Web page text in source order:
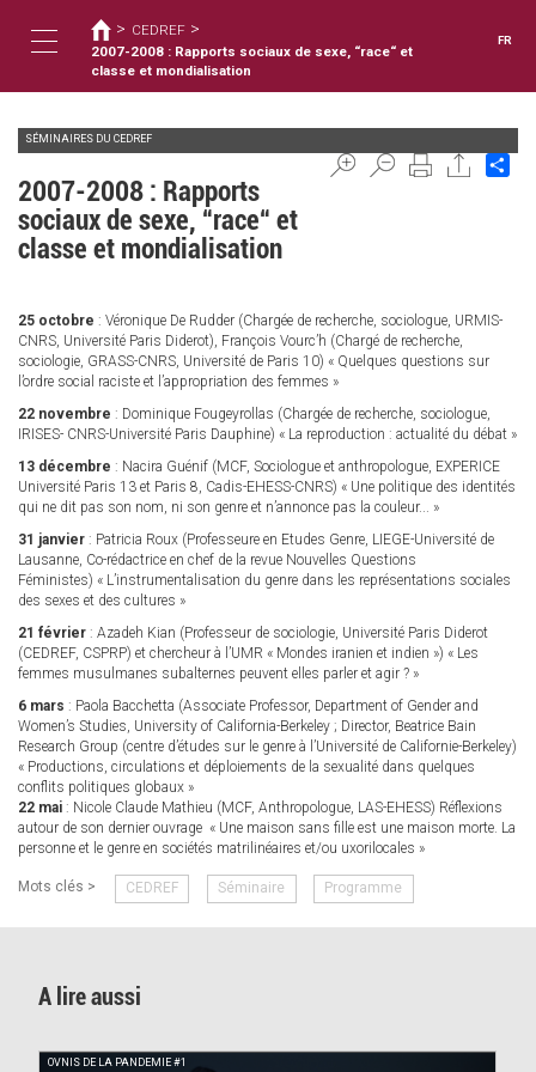
contenu
Toggle
navigation
Vous
êtes
ici
> CEDREF >
2007-2008 : Rapports sociaux de sexe, “race“ et
classe et mondialisation
FR
SÉMINAIRES DU CEDREF
2007-2008 : Rapports
sociaux de sexe, “race“ et
classe et mondialisation
25 octobre : Véronique De Rudder (Chargée de recherche, sociologue, URMIS-
CNRS, Université Paris Diderot), François Vourc’h (Chargé de recherche,
sociologie, GRASS-CNRS, Université de Paris 10) « Quelques questions sur
l’ordre social raciste et l’appropriation des femmes »
22 novembre : Dominique Fougeyrollas (Chargée de recherche, sociologue,
IRISES- CNRS-Université Paris Dauphine) « La reproduction : actualité du débat »
13 décembre : Nacira Guénif (MCF, Sociologue et anthropologue, EXPERICE
Université Paris 13 et Paris 8, Cadis-EHESS-CNRS) « Une politique des identités
qui ne dit pas son nom, ni son genre et n’annonce pas la couleur... »
31 janvier : Patricia Roux (Professeure en Etudes Genre, LIEGE-Université de
Lausanne, Co-rédactrice en chef de la revue Nouvelles Questions
Féministes) « L’instrumentalisation du genre dans les représentations sociales
des sexes et des cultures »
21 février : Azadeh Kian (Professeur de sociologie, Université Paris Diderot
(CEDREF, CSPRP) et chercheur à l’UMR « Mondes iranien et indien ») « Les
femmes musulmanes subalternes peuvent elles parler et agir ? »
6 mars : Paola Bacchetta (Associate Professor, Department of Gender and
Women’s Studies, University of California-Berkeley ; Director, Beatrice Bain
Research Group (centre d’études sur le genre à l’Université de Californie-Berkeley)
« Productions, circulations et déploiements de la sexualité dans quelques
conflits politiques globaux »
22 mai : Nicole Claude Mathieu (MCF, Anthropologue, LAS-EHESS) Réflexions
autour de son dernier ouvrage « Une maison sans fille est une maison morte. La
personne et le genre en sociétés matrilinéaires et/ou uxorilocales »
Mots clés > CEDREF Séminaire Programme
A lire aussi
OVNIS DE LA PANDEMIE #1